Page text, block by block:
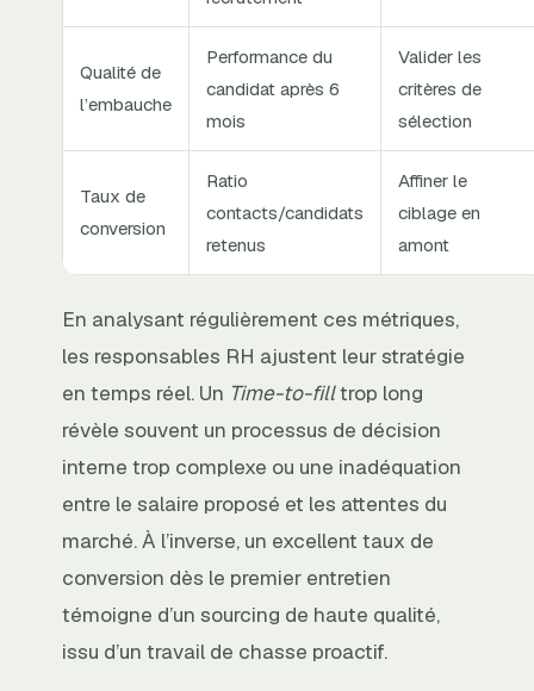
Qualité de
l’embauche
Performance du
candidat après 6
mois
Valider les
critères de
sélection
Taux de
conversion
Ratio
contacts/candidats
retenus
Affiner le
ciblage en
amont
En analysant régulièrement ces métriques,
les responsables RH ajustent leur stratégie
en temps réel. Un Time-to-filltrop long
révèle souvent un processus de décision
interne trop complexe ou une inadéquation
entre le salaire proposé et les attentes du
marché. À l’inverse, un excellent taux de
conversion dès le premier entretien
témoigne d’un sourcing de haute qualité,
issu d’un travail de chasse proactif.